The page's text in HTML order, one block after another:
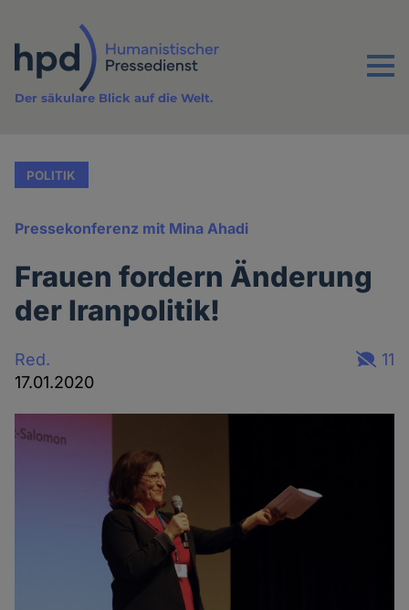
Inhalt
Menu
Der säkulare Blick auf die Welt.
POLITIK
Pressekonferenz mit Mina Ahadi
Frauen fordern Änderung
der Iranpolitik!
Red.
17.01.2020
11